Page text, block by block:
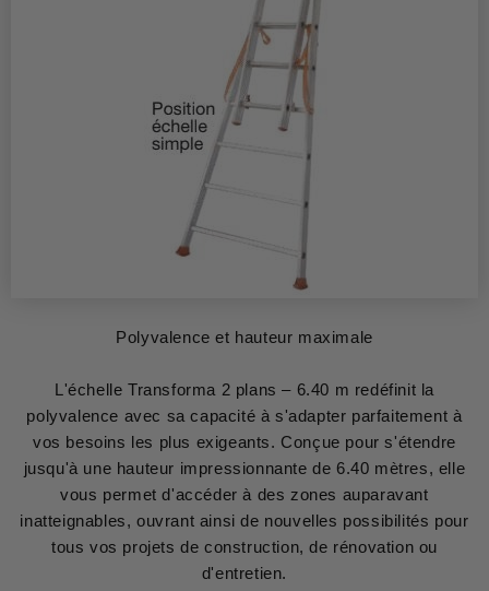
Polyvalence et hauteur maximale
L'échelle Transforma 2 plans – 6.40 m redéfinit la
polyvalence avec sa capacité à s'adapter parfaitement à
vos besoins les plus exigeants. Conçue pour s'étendre
jusqu'à une hauteur impressionnante de 6.40 mètres, elle
vous permet d'accéder à des zones auparavant
inatteignables, ouvrant ainsi de nouvelles possibilités pour
tous vos projets de construction, de rénovation ou
d'entretien.